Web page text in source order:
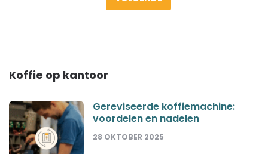
Koffie op kantoor
Gereviseerde koffiemachine:
voordelen en nadelen
28 OKTOBER 2025